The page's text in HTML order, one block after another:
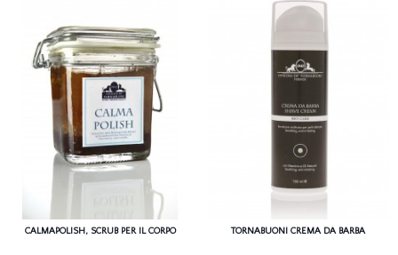
CALMAPOLISH, SCRUB PER IL CORPO TORNABUONI CREMA DA BARBA